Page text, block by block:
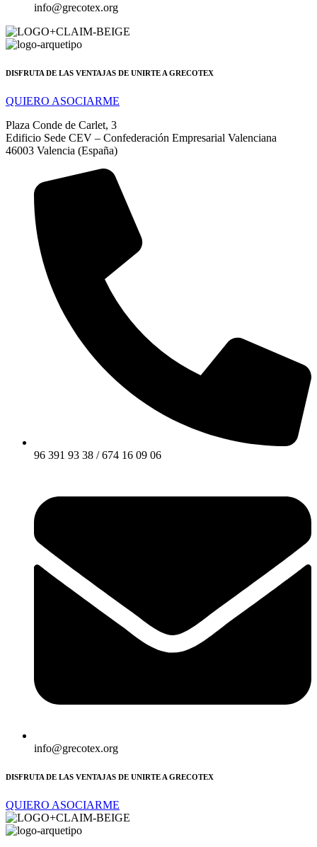
info@grecotex.org
DISFRUTA DE LAS VENTAJAS DE UNIRTE A GRECOTEX
QUIERO ASOCIARME
Plaza Conde de Carlet, 3
Edificio Sede CEV – Confederación Empresarial Valenciana
46003 Valencia (España)
96 391 93 38 / 674 16 09 06
info@grecotex.org
DISFRUTA DE LAS VENTAJAS DE UNIRTE A GRECOTEX
QUIERO ASOCIARME